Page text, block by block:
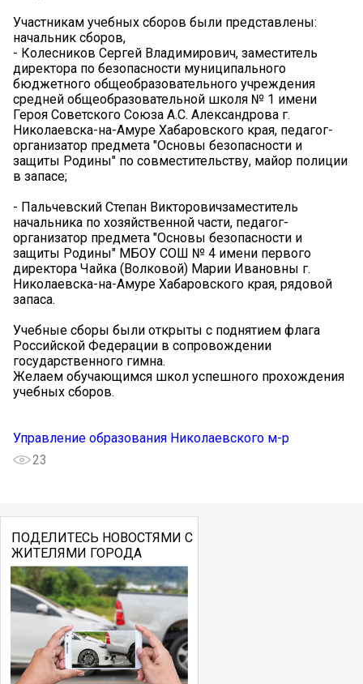
Участникам учебных сборов были представлены:
начальник сборов,
- Колесников Сергей Владимирович, заместитель
директора по безопасности муниципального
бюджетного общеобразовательного учреждения
средней общеобразовательной школя № 1 имени
Героя Советского Союза А.С. Александрова г.
Николаевска-на-Амуре Хабаровского края, педагог-
организатор предмета "Основы безопасности и
защиты Родины" по совместительству, майор полиции
в запасе;
- Пальчевский Степан Викторовичзаместитель
начальника по хозяйственной части, педагог-
организатор предмета "Основы безопасности и
защиты Родины" МБОУ СОШ № 4 имени первого
директора Чайка (Волковой) Марии Ивановны г.
Николаевска-на-Амуре Хабаровского края, рядовой
запаса.
Учебные сборы были открыты с поднятием флага
Российской Федерации в сопровождении
государственного гимна.
Желаем обучающимся школ успешного прохождения
учебных сборов.
Управление образования Николаевского м-р
23
ПОДЕЛИТЕСЬ НОВОСТЯМИ С
ЖИТЕЛЯМИ ГОРОДА